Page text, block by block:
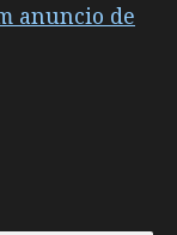
anuncio de